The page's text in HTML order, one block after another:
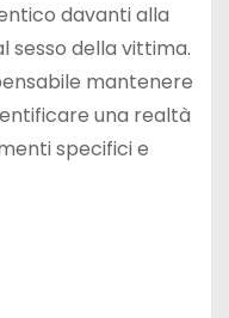
davanti alla
sesso della vittima.
mantenere
una realtà
specifici e